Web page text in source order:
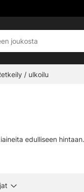
/ ulkoilu
edulliseen